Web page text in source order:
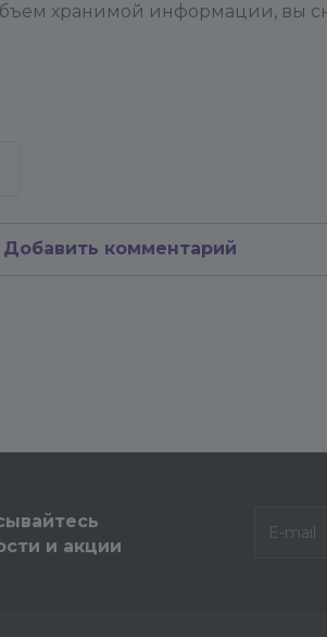
хранимой информации, вы
Добавить комментарий
и акции